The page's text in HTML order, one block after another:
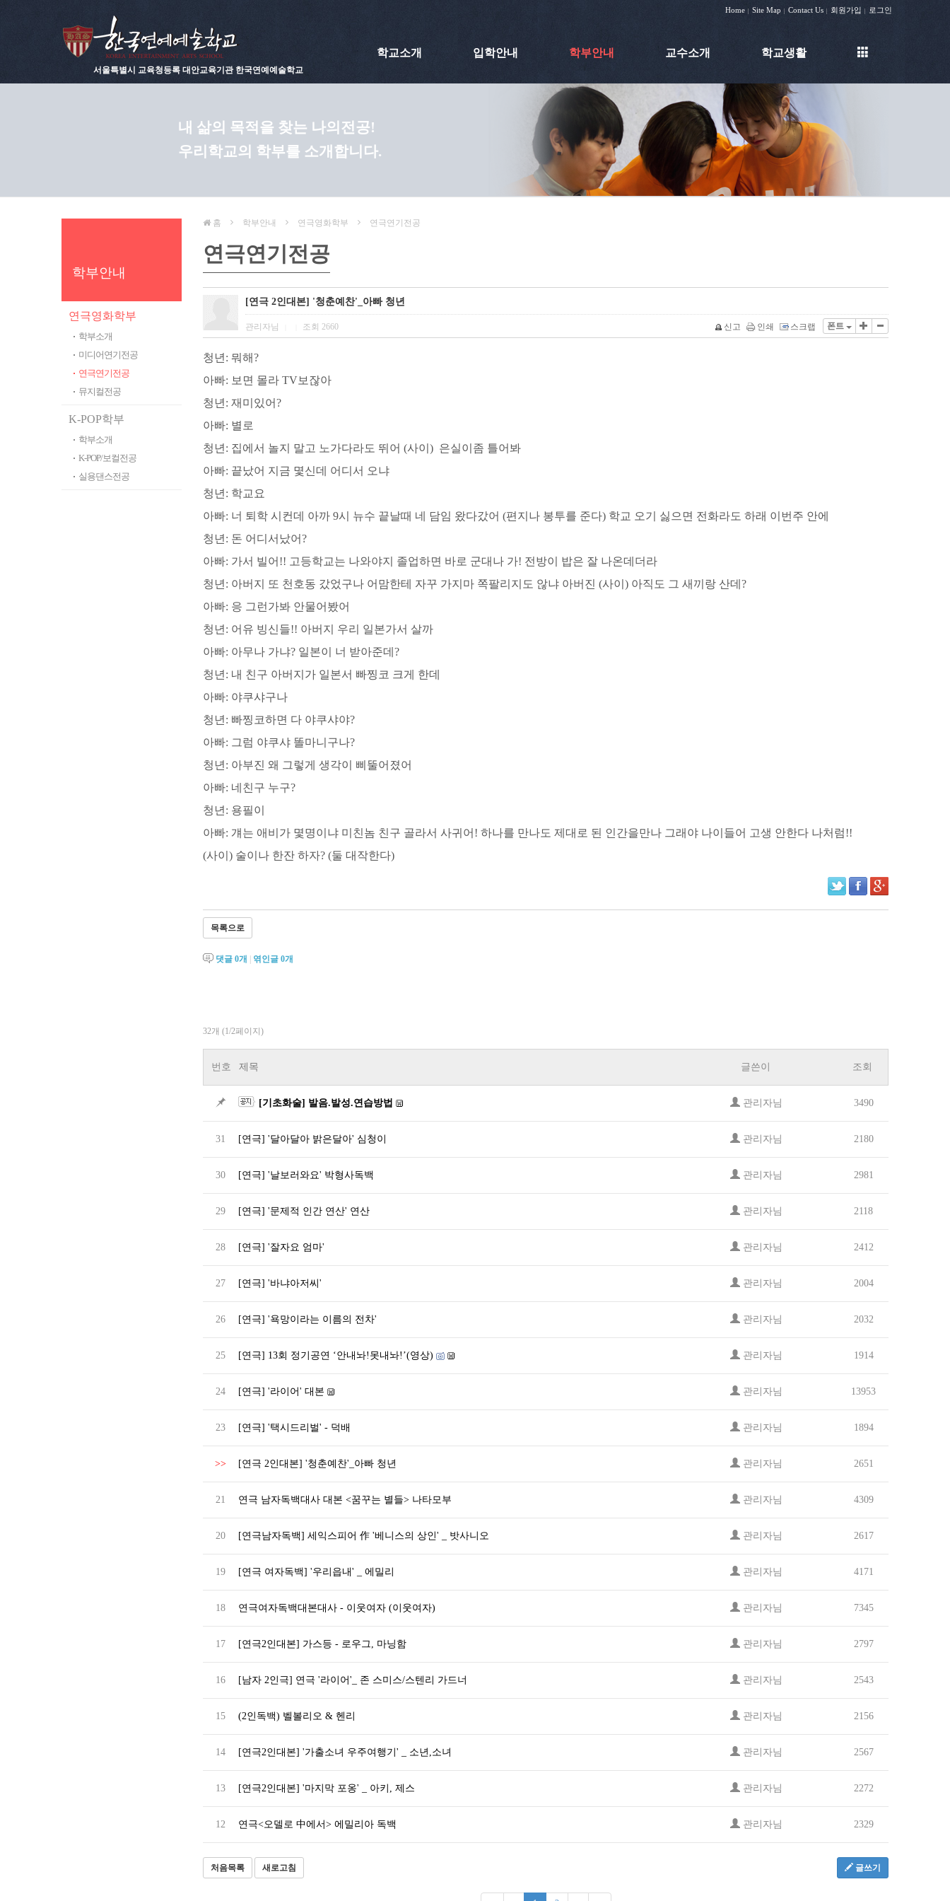
학교소개 입학안내 학부안내 교수소개 학교생활
서울특별시 교육청등록 대안교육기관 한국연예예술학교
Home Site Map Contact Us 회원가입 로그인
내 삶의 목적을 찾는 나의전공!
우리학교의 학부를 소개합니다.
학부안내
연극영화학부
학부소개
미디어연기전공
연극연기전공
뮤지컬전공
K-POP학부
학부소개
K-POP/보컬전공
실용댄스전공
홈 학부안내 연극영화학부 연극연기전공
연극연기전공
[연극 2인대본] '청춘예찬'_아빠 청년
관리자님 조회 2660 폰트
신고 인쇄 스크랩
청년: 뭐해?
아빠: 보면 몰라 TV보잖아
청년: 재미있어?
아빠: 별로
청년: 집에서 놀지 말고 노가다라도 뛰어 (사이) 은실이좀 틀어봐
아빠: 끝났어 지금 몇신데 어디서 오냐
청년: 학교요
아빠: 너 퇴학 시컨데 아까 9시 뉴수 끝날때 네 담임 왔다갔어 (편지나 봉투를 준다) 학교 오기 싫으면 전화라도 하래 이번주 안에
청년: 돈 어디서났어?
아빠: 가서 빌어!! 고등학교는 나와야지 졸업하면 바로 군대나 가! 전방이 밥은 잘 나온데더라
청년: 아버지 또 천호동 갔었구나 어맘한테 자꾸 가지마 쪽팔리지도 않냐 아버진 (사이) 아직도 그 새끼랑 산데?
아빠: 응 그런가봐 안물어봤어
청년: 어유 빙신들!! 아버지 우리 일본가서 살까
아빠: 아무나 가냐? 일본이 너 받아준데?
청년: 내 친구 아버지가 일본서 빠찡코 크게 한데
아빠: 야쿠샤구나
청년: 빠찡코하면 다 야쿠샤야?
아빠: 그럼 야쿠샤 똘마니구나?
청년: 아부진 왜 그렇게 생각이 삐뚤어졌어
아빠: 네친구 누구?
청년: 용필이
아빠: 걔는 애비가 몇명이냐 미친놈 친구 골라서 사귀어! 하나를 만나도 제대로 된 인간을만나 그래야 나이들어 고생 안한다 나처럼!!
(사이) 술이나 한잔 하자? (둘 대작한다)
목록으로
댓글 0개 | 엮인글 0개
32개 (1/2페이지)
번호 제목 글쓴이 조회
[기초화술] 발음.발성.연습방법 관리자님 3490
31 [연극] '달아달아 밝은달아' 심청이 관리자님 2180
30 [연극] '날보러와요' 박형사독백 관리자님 2981
29 [연극] '문제적 인간 연산' 연산 관리자님 2118
28 [연극] '잘자요 엄마' 관리자님 2412
27 [연극] '바냐아저씨' 관리자님 2004
26 [연극] '욕망이라는 이름의 전차' 관리자님 2032
25 [연극] 13회 정기공연 ‘안내놔!못내놔!’(영상) 관리자님 1914
24 [연극] '라이어' 대본 관리자님 13953
23 [연극] '택시드리벌' - 덕배 관리자님 1894
>> [연극 2인대본] '청춘예찬'_아빠 청년 관리자님 2651
21 연극 남자독백대사 대본 <꿈꾸는 별들> 나타모부 관리자님 4309
20 [연극남자독백] 세익스피어 作 '베니스의 상인' _ 밧사니오 관리자님 2617
19 [연극 여자독백] '우리읍내' _ 에밀리 관리자님 4171
18 연극여자독백대본대사 - 이웃여자 (이웃여자) 관리자님 7345
17 [연극2인대본] 가스등 - 로우그, 마닝함 관리자님 2797
16 [남자 2인극] 연극 '라이어'_ 존 스미스/스텐리 가드너 관리자님 2543
15 (2인독백) 벨볼리오 & 헨리 관리자님 2156
14 [연극2인대본] '가출소녀 우주여행기' _ 소년,소녀 관리자님 2567
13 [연극2인대본] '마지막 포옹' _ 아키, 제스 관리자님 2272
12 연극<오델로 中에서> 에밀리아 독백 관리자님 2329
처음목록 새로고침 글쓰기